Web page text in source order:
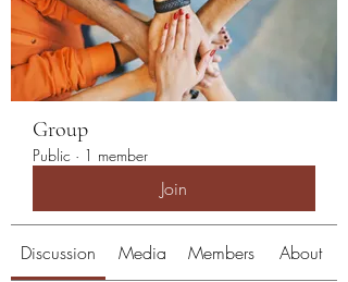
Group
Public · 1 member
Join
Discussion Media Members About